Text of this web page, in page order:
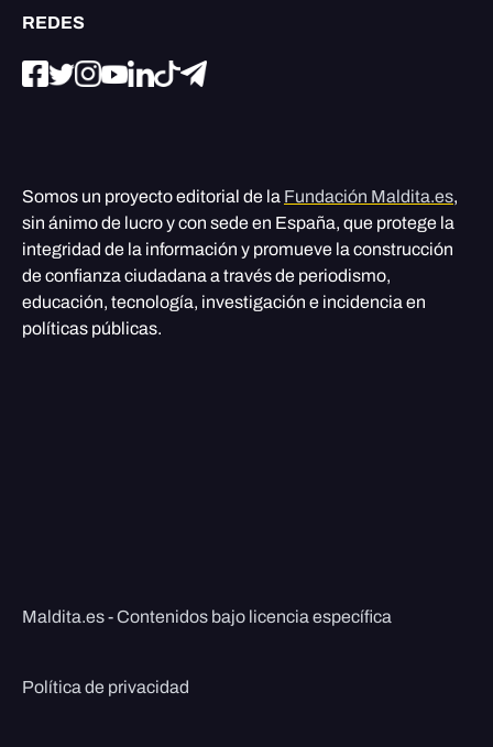
REDES
Somos un proyecto editorial de la Fundación Maldita.es,
sin ánimo de lucro y con sede en España, que protege la
integridad de la información y promueve la construcción
de confianza ciudadana a través de periodismo,
educación, tecnología, investigación e incidencia en
políticas públicas.
Maldita.es - Contenidos bajo licencia específica
Política de privacidad